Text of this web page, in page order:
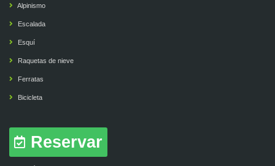
Reservar
Alpinismo
Escalada
Esquí
Raquetas de nieve
Ferratas
Bicicleta
Cursos